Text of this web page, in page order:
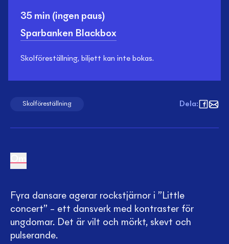
35 min (ingen paus)
Sparbanken Blackbox
Skolföreställning, biljett kan inte bokas.
Skolföreställning Dela:
Fyra dansare agerar rockstjärnor i ”Little
concert” – ett dansverk med kontraster för
ungdomar. Det är vilt och mörkt, skevt och
pulserande.